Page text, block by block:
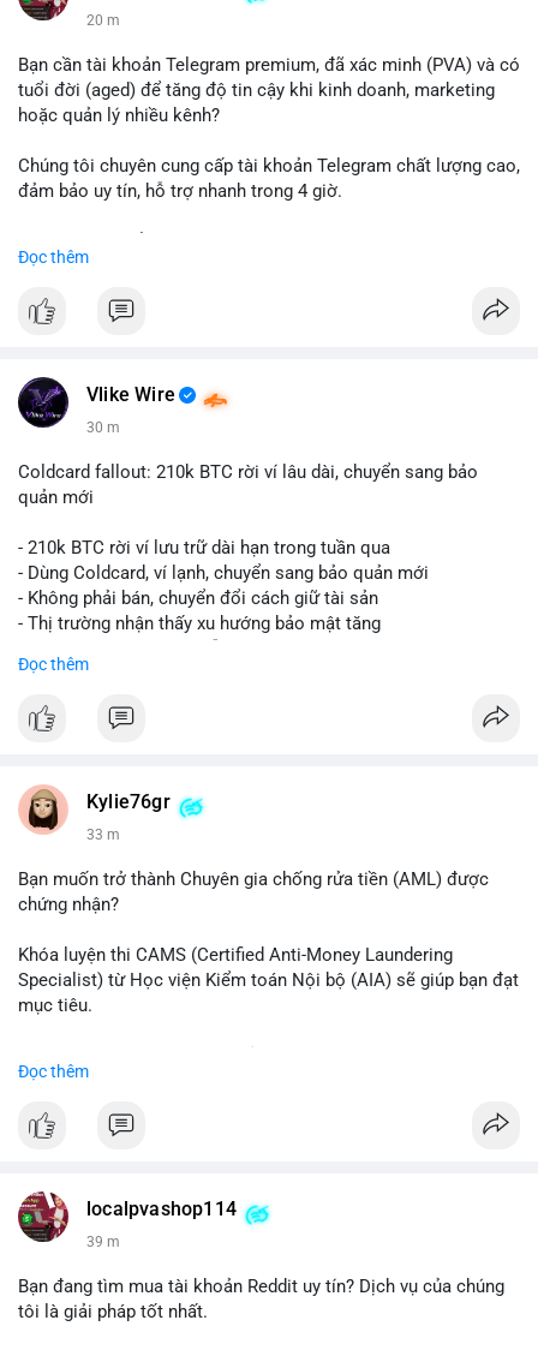
20 m
Bạn cần tài khoản Telegram premium, đã xác minh (PVA) và có
tuổi đời (aged) để tăng độ tin cậy khi kinh doanh, marketing
hoặc quản lý nhiều kênh?
Chúng tôi chuyên cung cấp tài khoản Telegram chất lượng cao,
đảm bảo uy tín, hỗ trợ nhanh trong 4 giờ.
📞 WhatsApp: +1 660 215-8938
📧 Email: localpvashop@gmail.com
premium, PVA, aged với giá tốt nhất!
Đọc thêm
Vlike Wire
30 m
Coldcard fallout: 210k BTC rời ví lâu dài, chuyển sang bảo
quản mới
- 210k BTC rời ví lưu trữ dài hạn trong tuần qua
- Dùng Coldcard, ví lạnh, chuyển sang bảo quản mới
- Không phải bán, chuyển đổi cách giữ tài sản
- Thị trường nhận thấy xu hướng bảo mật tăng
#vlikevn #titanbot
Đọc thêm
Kylie76gr
33 m
Bạn muốn trở thành Chuyên gia chống rửa tiền (AML) được
chứng nhận?
Khóa luyện thi CAMS (Certified Anti-Money Laundering
Specialist) từ Học viện Kiểm toán Nội bộ (AIA) sẽ giúp bạn đạt
mục tiêu.
gồm tài liệu toàn diện, câu hỏi thực hành, bài thi thử sát thực
Đăng ký ngay hôm nay để nâng cao năng lực và mở rộng cơ
Đọc thêm
localpvashop114
39 m
Bạn đang tìm mua tài khoản Reddit uy tín? Dịch vụ của chúng
tôi là giải pháp tốt nhất.